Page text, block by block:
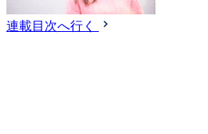
連載目次へ行く